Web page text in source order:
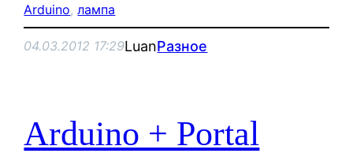
Arduino, лампа
04.03.2012 17:29LuanРазное
Arduino + Portal